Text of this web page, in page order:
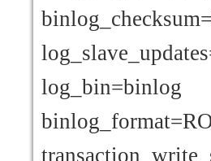
log_bin=binlog